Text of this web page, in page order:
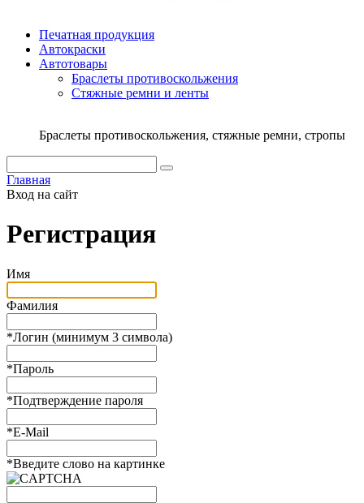
Печатная продукция
Автокраски
Автотовары
Браслеты противоскольжения
Стяжныe ремни и ленты
Браслеты противоскольжения, стяжные ремни, стропы
Главная
Вход на сайт
Регистрация
Имя
Фамилия
*Логин (минимум 3 символа)
*Пароль
*Подтверждение пароля
*E-Mail
*Введите слово на картинке